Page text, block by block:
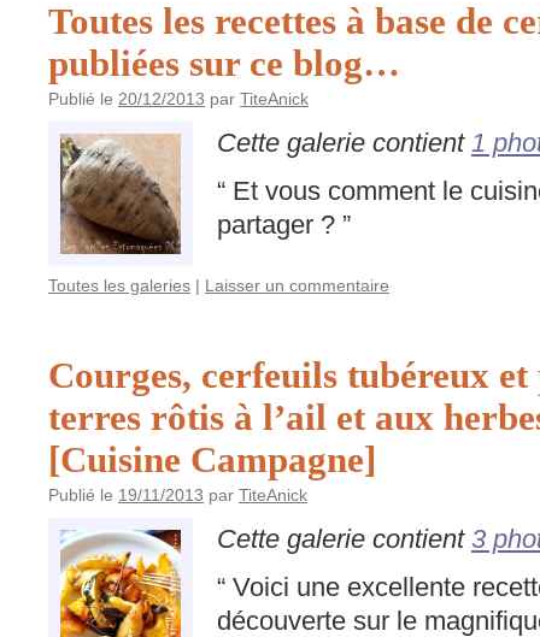
Toutes les recettes à base de
publiées sur ce blog…
Publié le 20/12/2013 par TiteAnick
Cette galerie contient 1
“ Et vous comment le
partager ? ”
Toutes les galeries | Laisser un commentaire
Courges, cerfeuils tubéreux et
terres rôtis à l’ail et aux
[Cuisine Campagne]
Publié le 19/11/2013 par TiteAnick
Cette galerie contient 3
“ Voici une excellente
découverte sur le